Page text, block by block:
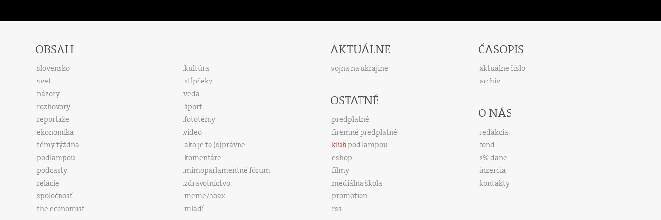
OBSAH
slovensko
svet
názory
rozhovory
reportáže
ekonomika
témy týždňa
podlampou
podcasty
relácie
spoločnosť
the economist
kultúra
stĺpčeky
veda
šport
fototémy
video
ako je to (s)právne
komentáre
mimoparlamentné fórum
zdravotníctvo
meme/hoax
mladí
AKTUÁLNE
vojna na ukrajine
OSTATNÉ
predplatné
firemné predplatné
klubpod lampou
eshop
filmy
mediálna škola
promotion
rss
ČASOPIS
aktuálne číslo
archív
O NÁS
redakcia
fond
2% dane
inzercia
kontakty